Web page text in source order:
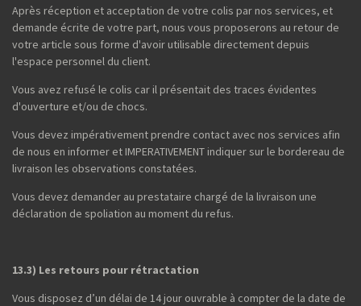
Après réception et acceptation de votre colis par nos services, et
demande écrite de votre part, nous vous proposerons au retour de
votre article sous forme d'avoir utilisable directement depuis
l'espace personnel du client.
Vous avez refusé le colis car il présentait des traces évidentes
d'ouverture et/ou de chocs.
Vous devez impérativement prendre contact avec nos services afin
de nous en informer et IMPERATIVEMENT indiquer sur le bordereau de
livraison les observations constatées.
Vous devez demander au prestataire chargé de la livraison une
déclaration de spoliation au moment du refus.
13.3) Les retours pour rétractation
Vous disposez d’un délai de 14 jour ouvrable à compter de la date de